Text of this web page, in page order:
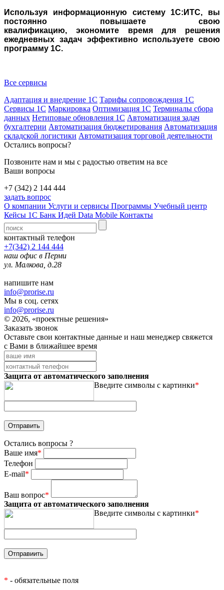
Используя информационную систему 1С:ИТС, вы
постоянно повышаете свою
квалификацию, экономите время для решения
ежедневных задач эффективно используете свою
программу 1С.
Все сервисы
Адаптация и внедрение 1С Тарифы сопровождения 1С
Сервисы 1С Маркировка Оптимизация 1С Терминалы сбора
данных Нетиповые обновления 1С Автоматизация задач
бухгалтерии Автоматизация бюджетирования Автоматизация
складской логистики Автоматизация торговой деятельности
Остались вопросы?
Позвоните нам и мы с радостью ответим на все
Ваши вопросы
+7 (342) 2 144 444
задать вопрос
О компании Услуги и сервисы Программы Учебный центр
Кейсы 1С Банк Идей Data Mobile Контакты
контактный телефон
+7(342) 2 144 444
наш офис в Перми
ул. Малкова, д.28
напишите нам
info@prorise.ru
Мы в соц. сетях
info@prorise.ru
© 2026, «проектные решения»
Заказать звонок
Оставьте свои контактные данные и наш менеджер свяжется
с Вами в ближайшее время
Защита от автоматического заполнения
Введите символы с картинки*
Остались вопросы ?
Ваше имя*
Телефон
E-mail*
Ваш вопрос*
Защита от автоматического заполнения
Введите символы с картинки*
* - обязательные поля